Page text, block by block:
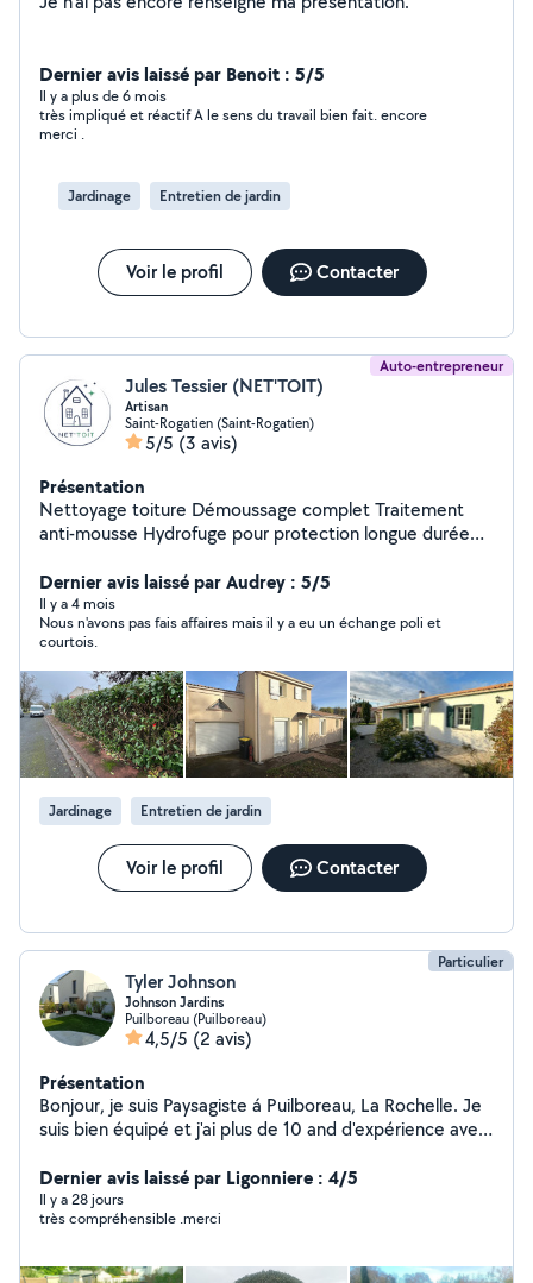
Dernier avis laissé par Benoit : 5/5
Il y a plus de 6 mois
très impliqué et réactif A le sens du travail bien fait. encore
merci .
Jardinage Entretien de jardin
Voir le profil Contacter
Auto-entrepreneur
Jules Tessier (NET'TOIT)
Artisan
Saint-Rogatien (Saint-Rogatien)
5/5 (3 avis)
Présentation
Nettoyage toiture Démoussage complet Traitement
anti-mousse Hydrofuge pour protection longue durée
Nettoyage et débouchage de gouttières Nettoyage &
rénovation de façade Nettoyage haute ou basse
pression selon surface Traitement anti-mousse Remise
à neuf murs, crépis, enduits, bardages Peinture façade
Entretien des espaces verts Élagage Tonte,
débroussaillage Taille de haies, arbustes Entretien
ponctuel ou régulier Nettoyage terrasses, allées, pavés
Pourquoi choisir Net'Toit ? Entreprise locale basée à
Saint-Rogatien (17) Travail soigné et respectueux des
matériaux Produits professionnels adaptés à chaque
surface Intervention rapide Devis gratuit
Dernier avis laissé par Audrey : 5/5
Il y a 4 mois
Nous n'avons pas fais affaires mais il y a eu un échange poli et
courtois.
Jardinage Entretien de jardin
Voir le profil Contacter
Particulier
Tyler Johnson
Johnson Jardins
Puilboreau (Puilboreau)
4,5/5 (2 avis)
Présentation
Bonjour, je suis Paysagiste á Puilboreau, La Rochelle. Je
suis bien équipé et j'ai plus de 10 and d'expérience avec
Dernier avis laissé par Ligonniere : 4/5
Il y a 28 jours
très compréhensible .merci